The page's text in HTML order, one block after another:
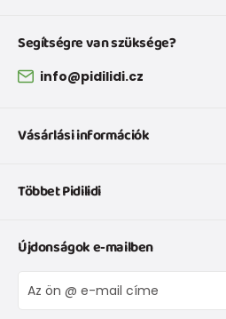
Segítségre van szüksége?
info@pidilidi.cz
Vásárlási információk
Szállítás és fizetés
Cipőmérettáblázat
IVisszaküldések és reklamációk
Panaszkezelési eljárás
Többet Pidilidi
Rólunk
Blog
Nagykereskedelem PiDiLiDi
Újdonságok e-mailben